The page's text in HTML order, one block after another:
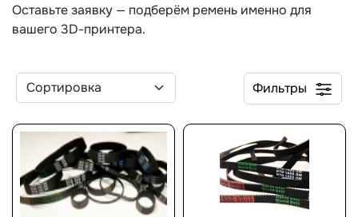
Оставьте заявку — подберём ремень именно для
вашего 3D-принтера.
Фильтры